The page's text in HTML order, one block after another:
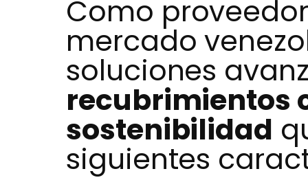
Como
mercado
soluciones
recubrimientos
sostenibilidad
siguientes